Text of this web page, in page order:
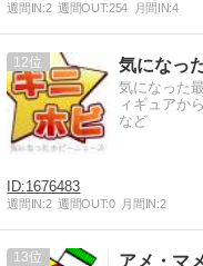
週間IN:2 週間OUT:254 月間IN:4
12 気になっ
気になった
ィギュアか
など
1676483
週間IN:2 週間OUT:0 月間IN:2
13 アメ・マ